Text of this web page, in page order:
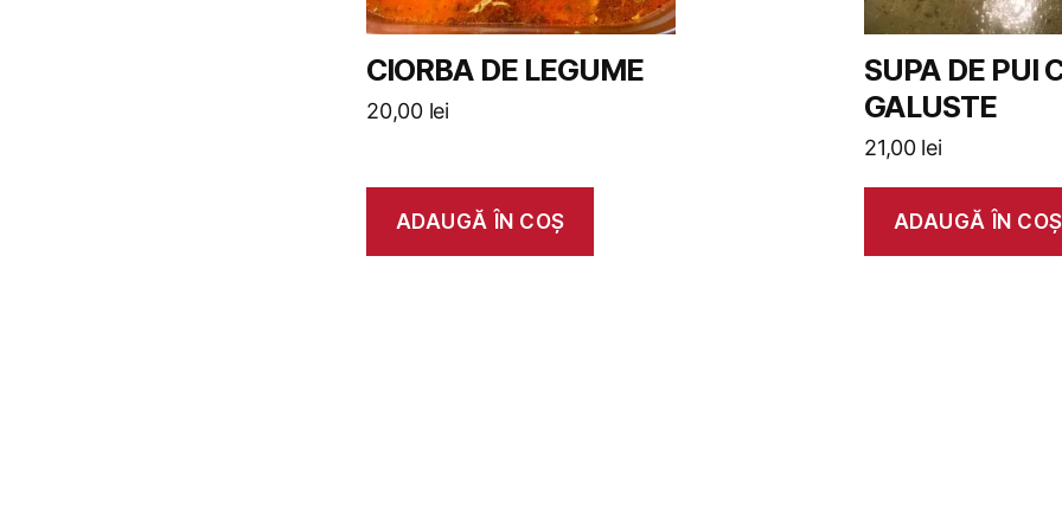
CIORBA DE LEGUME
20,00 lei
ADAUGĂ ÎN COȘ
SUPA DE PUI
GALUSTE
21,00 lei
ADAUGĂ ÎN COȘ